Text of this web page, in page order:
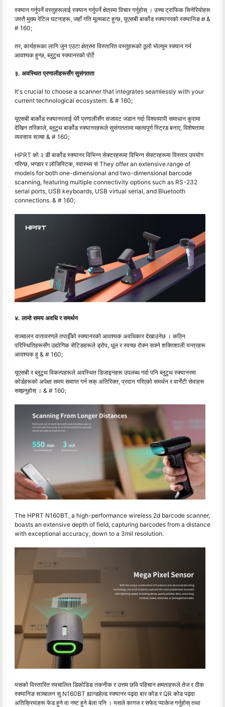
स्क्यान गर्नुपर्ने वस्तुहरूलाई स्क्यान गर्नुपर्ने क्षेत्रमा विचार गर्नुहोस् । उच्च ट्राफिक सिनेरियोहरू
जस्तै मुख्य रेटिल घटनाहरू, जहाँ गति मूल्यबाट हुन्छ, यूएसबी बार्कोड स्क्यानरको स्क्यानिङ क्ष &
# 160;
तर, कार्यहरूका लागि जुन एउटा क्षेत्रमा विस्तारित वस्तुहरूको ठूलो भोल्युम स्क्यान गर्न
आवश्यक हुन्छ, ब्लुटुथ स्क्यानरको पोर्टे
३. अवस्थित प्रणालीहरूसँग सुसंगतता
It's crucial to choose a scanner that integrates seamlessly with your
current technological ecosystem. & # 160;
यूएसबी बार्कोड स्क्यानरलाई धेरै प्रणालीसँग सजावट जडान गर्दा विश्वव्यापी समाधान कुरामा
देखिन तरिकाले, ब्लुटुथ बार्कोड स्क्यानरहरूले सुसंगततामा महत्वपूर्ण स्ट्रिड बनाए, विशेषतामा
व्यवसाय सञ्चा & # 160;
HPRT को २ डी बार्कोड स्क्यानर विभिन्न सेक्टरहरूमा विभिन्न सेक्टरहरूमा विस्तार उपयोग
गरिन्छ, भण्डार र लोजिस्टिक, स्वास्थ्य सं They offer an extensive range of
models for both one-dimensional and two-dimensional barcode
scanning, featuring multiple connectivity options such as RS-232
serial ports, USB keyboards, USB virtual serial, and Bluetooth
connections. & # 160;
४. लामो समय अवधि र समर्थन
सञ्चालन वातावरणले तपाईँको स्क्यानरको आवश्यक अवधिकार देखाउनेछ । कठिन
परिस्थितिहरूसँग उद्योगिक सेटिङहरूले ड्रोप, धूल र स्वच्छ रोक्न सक्ने शक्तिशाली यन्त्रहरू
आवश्यक हु & # 160;
यूएसबी र ब्लुटुथ विकल्पहरूले अवस्थित डिजाइनहरू उपलब्ध गर्दा पनि ब्लुटुथ स्क्यानरमा
कोर्डहरूको अपेक्षा समय समाप्त गर्न सक् अतिरिक्त, प्रदान गरिएको समर्थन र वार्नेटी सेवाहरू
सम्झनुहोस् । & # 160;
The HPRT N160BT, a high-performance wireless 2d barcode scanner,
boasts an extensive depth of field, capturing barcodes from a distance
with exceptional accuracy, down to a 3mil resolution.
यसको विस्तारित स्वचालित डिकोडिङ तकनीक र उत्तम छवि पहिचान क्षमताहरूले तेज र ठीक
स्क्यानिङ सञ्चालन सु N160BT ह्यान्डहेल्ड स्क्यानर पढ्दा बार कोड र QR कोड पढ्दा
अतिक्रियाहरू फेड हुने वा नष्ट हुने बेला पनि । यसले कागज र सफेद प्याकेज गर्नुहोस् तथा